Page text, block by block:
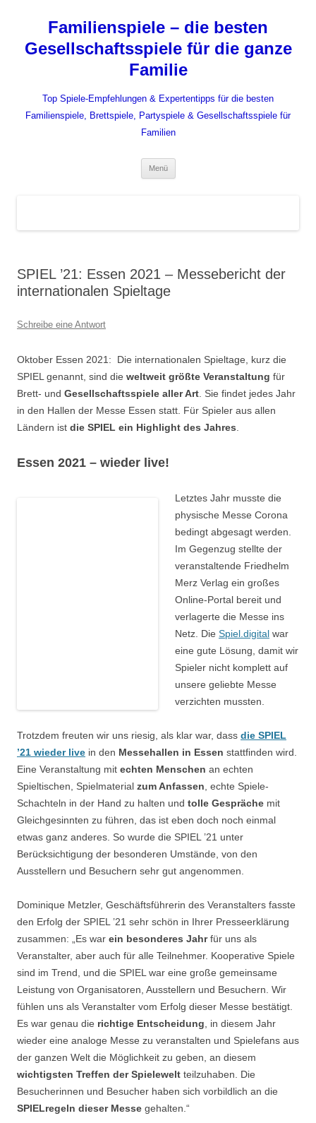
springenFamilienspiele – die besten
Gesellschaftsspiele für die ganze
Familie
Top Spiele-Empfehlungen & Expertentipps für die besten
Familienspiele, Brettspiele, Partyspiele & Gesellschaftsspiele für
Familien
Menü
SPIEL ’21: Essen 2021 – Messebericht der
internationalen Spieltage
Schreibe eine Antwort
Oktober Essen 2021: Die internationalen Spieltage, kurz die
SPIEL genannt, sind die weltweit größte Veranstaltung für
Brett- und Gesellschaftsspiele aller Art. Sie findet jedes Jahr
in den Hallen der Messe Essen statt. Für Spieler aus allen
Ländern ist die SPIEL ein Highlight des Jahres.
Essen 2021 – wieder live!
Letztes Jahr musste die
physische Messe Corona
bedingt abgesagt werden.
Im Gegenzug stellte der
veranstaltende Friedhelm
Merz Verlag ein großes
Online-Portal bereit und
verlagerte die Messe ins
Netz. Die Spiel.digital war
eine gute Lösung, damit wir
Spieler nicht komplett auf
unsere geliebte Messe
verzichten mussten.
Trotzdem freuten wir uns riesig, als klar war, dass die SPIEL
’21 wieder live in den Messehallen in Essen stattfinden wird.
Eine Veranstaltung mit echten Menschen an echten
Spieltischen, Spielmaterial zum Anfassen, echte Spiele-
Schachteln in der Hand zu halten und tolle Gespräche mit
Gleichgesinnten zu führen, das ist eben doch noch einmal
etwas ganz anderes. So wurde die SPIEL ’21 unter
Berücksichtigung der besonderen Umstände, von den
Ausstellern und Besuchern sehr gut angenommen.
Dominique Metzler, Geschäftsführerin des Veranstalters fasste
den Erfolg der SPIEL ’21 sehr schön in Ihrer Presseerklärung
zusammen: „Es war ein besonderes Jahrfür uns als
Veranstalter, aber auch für alle Teilnehmer. Kooperative Spiele
sind im Trend, und die SPIEL war eine große gemeinsame
Leistung von Organisatoren, Ausstellern und Besuchern. Wir
fühlen uns als Veranstalter vom Erfolg dieser Messe bestätigt.
Es war genau die richtige Entscheidung, in diesem Jahr
wieder eine analoge Messe zu veranstalten und Spielefans aus
der ganzen Welt die Möglichkeit zu geben, an diesem
wichtigsten Treffen der Spielewelt teilzuhaben. Die
Besucherinnen und Besucher haben sich vorbildlich an die
SPIELregeln dieser Messe gehalten.“